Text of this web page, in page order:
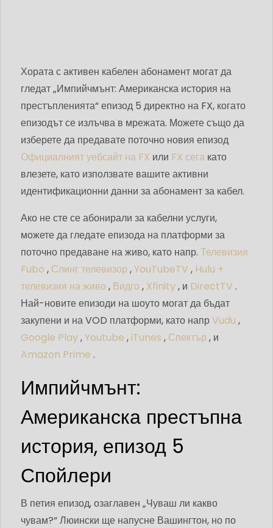
Хората с активен кабелен абонамент могат да
гледат „Импийчмънт: Американска история на
престъпленията“ епизод 5 директно на FX, когато
епизодът се излъчва в мрежата. Можете също да
изберете да предавате поточно новия епизод
Официалният уебсайт на FX или FX сега като
влезете, като използвате вашите активни
идентификационни данни за абонамент за кабел.
Ако не сте се абонирали за кабелни услуги,
можете да гледате епизода на платформи за
поточно предаване на живо, като напр. Телевизия
Fubo , Слинг телевизор ,YouTubeTV , Hulu +
телевизия на живо , Видго , Xfinity, и DirectTV .
Най-новите епизоди на шоуто могат да бъдат
закупени и на VOD платформи, като напрVudu ,
Google Play,Youtube ,iTunes , Спектър , и
Amazon Prime .
Импийчмънт:
Американска престъпна
история, епизод 5
Спойлери
В петия епизод, озаглавен „Чуваш ли какво
чувам?“ Люински ще напусне Вашингтон, но по